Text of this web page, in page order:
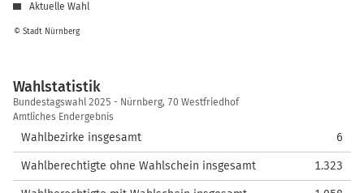
© Stadt Nürnberg
Aktuelle Wahl
Wahlstatistik
Wahlstatistik
Bundestagswahl 2025 - Nürnberg, 70 Westfriedhof
Amtliches Endergebnis
Wahlbezirke insgesamt 6
Wahlberechtigte ohne Wahlschein insgesamt 1.323